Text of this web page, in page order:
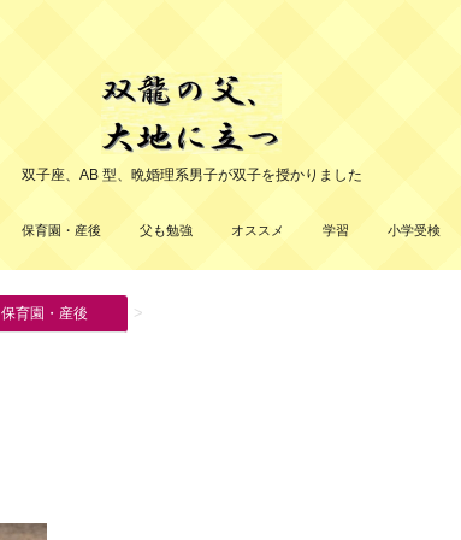
双子座、AB 型、晩婚理系男子が双子を授かりました
保育園・産後 父も勉強 オススメ 学習 小学受検
保育園・産後 >